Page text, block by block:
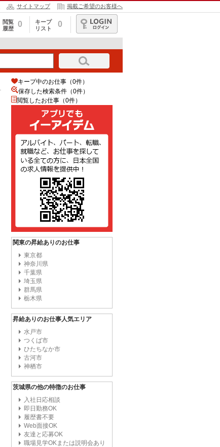
サイトマップ 掲載ご希望のお客様へ
閲覧
履歴
0
キープ
リスト
0
ログイン
キープ中のお仕事（0件）
保存した検索条件（0件）
閲覧したお仕事（0件）
関東の昇給ありのお仕事
東京都
神奈川県
千葉県
埼玉県
群馬県
栃木県
昇給ありのお仕事人気エリア
水戸市
つくば市
ひたちなか市
古河市
神栖市
茨城県の他の特徴のお仕事
入社日応相談
即日勤務OK
履歴書不要
Web面接OK
友達と応募OK
職場見学OKまたは説明会あり